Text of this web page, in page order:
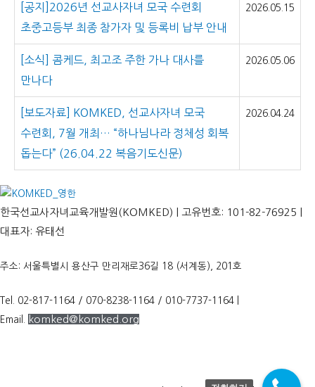
[공지]2026년 선교사자녀 모국 수련회
초중고등부 최종 참가자 및 등록비 납부 안내
2026.05.15
[소식] 콤케드, 최고조 주한 가나 대사를
만나다
2026.05.06
[보도자료] KOMKED, 선교사자녀 모국
수련회, 7월 개최… “하나님나라 정체성 회복
돕는다” (26.04.22 복음기도신문)
2026.04.24
한국선교사자녀교육개발원(KOMKED) | 고유번호: 101-82-76925 |
대표자: 유태선
주소: 서울특별시 용산구 만리재로36길 18 (서계동), 201호
Tel. 02-817-1164 / 070-8238-1164 / 010-7737-1164 |
Email.
komked@komked.org